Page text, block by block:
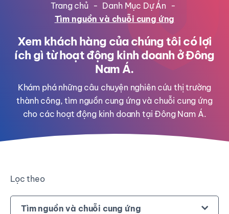
Trang chủ - Danh Mục Dự Án -
Tìm nguồn và chuỗi cung ứng
Xem khách hàng của chúng tôi có lợi
ích gì từ hoạt động kinh doanh ở Đông
Nam Á.
Khám phá những câu chuyện nghiên cứu thị trường
thành công, tìm nguồn cung ứng và chuỗi cung ứng
cho các hoạt động kinh doanh tại Đông Nam Á.
Lọc theo
Tìm nguồn và chuỗi cung ứng